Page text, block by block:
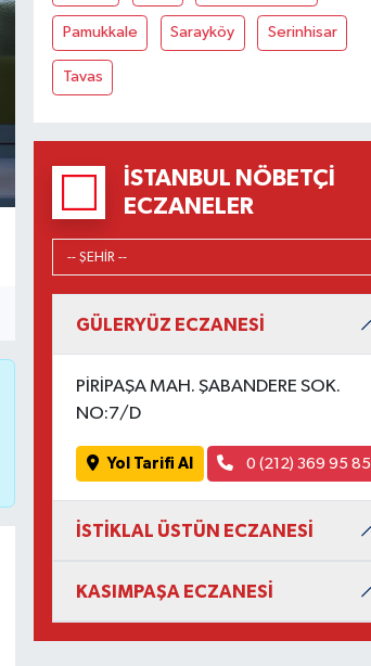
Pamukkale Sarayköy Serinhisar
Tavas
İSTANBUL NÖBETÇI
ECZANELER
GÜLERYÜZ ECZANESİ
PİRİPAŞA MAH. ŞABANDERE SOK.
NO:7/D
Yol Tarifi Al 0 (212) 369 95 85
İSTİKLAL ÜSTÜN ECZANESİ
KASIMPAŞA ECZANESİ